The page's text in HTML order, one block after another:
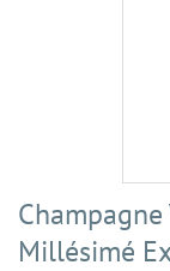
Millésimé